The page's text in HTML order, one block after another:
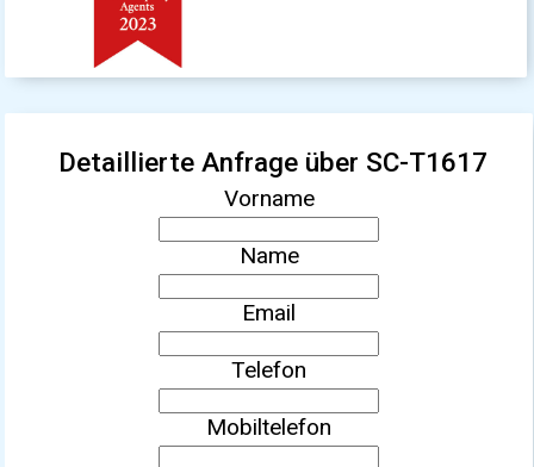
Detaillierte Anfrage über SC-T1617
Vorname
Name
Email
Telefon
Mobiltelefon